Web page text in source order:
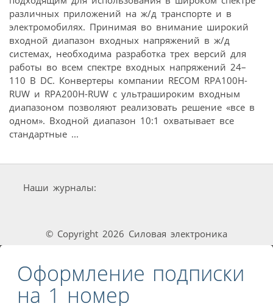
различных приложений на ж/д транспорте и в
электромобилях. Принимая во внимание широкий
входной диапазон входных напряжений в ж/д
системах, необходима разработка трех версий для
работы во всем спектре входных напряжений 24–
110 В DC. Конвертеры компании RECOM RPA100H-
RUW и RPA200H-RUW с ультрашироким входным
диапазоном позволяют реализовать решение «все в
одном». Входной диапазон 10:1 охватывает все
стандартные ...
Наши журналы:
© Copyright 2026 Силовая электроника
Оформление подписки
на 1 номер